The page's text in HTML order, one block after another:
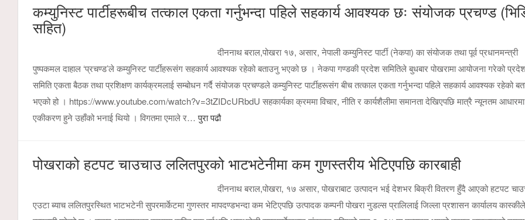
कम्युनिस्ट पार्टीहरूबीच तत्काल एकता गर्नुभन्दा पहिले सहकार्य आवश्यक छः संयोजक प्रचण्ड
सहित)
दीननाथ बराल,पोखरा १७, असार, नेपाली कम्युनिस्ट पार्टी (नेकपा) का संयोजक तथा पूर्व प्रधानमन्त्री
पुष्पकमल दाहाल ‘प्रचण्ड’ले कम्युनिस्ट पार्टीहरूसंग सहकार्य आवश्यक रहेको बताउनु भएको छ । नेकपा गण्डकी प्रदेश समितिले बुधबार पोखरामा आयोजना गरेको
समिति एकता बैठक तथा प्रशिक्षण कार्यक्रमलाई सम्बोधन गर्दै संयोजक प्रचण्डले कम्युनिस्ट पार्टीहरूसंग बीच तत्काल एकता गर्नुभन्दा पहिले सहकार्य आवश्यक रहेको
भएको हो । https://www.youtube.com/watch?v=3tZIDcURbdU सहकार्यका क्रममा विचार, नीति र कार्यशैलीमा समानता देखिएपछि मात्रै न्यूनतम आधारमा
एकीकरण हुने उहाँको भनाई थियो । विगतमा एमाले र…पुरा पढौ
पोखराको हटपट चाउचाउ ललितपुरको भाटभटेनीमा कम गुणस्तरीय भेटिएपछि कारबाही
दीननाथ बराल,पोखरा, १७ असार, पोखराबाट उत्पादन भई देशभर बिक्री वितरण हुँदै आएको हटपट
एउटा ब्याच ललितपुरस्थित भाटभटेनी सुपरमार्केटमा गुणस्तर मापदण्डभन्दा कम भेटिएपछि उत्पादक कम्पनी पोखरा नुडल्स प्रालिलाई जिल्ला प्रशासन कार्यालय कास्कीले